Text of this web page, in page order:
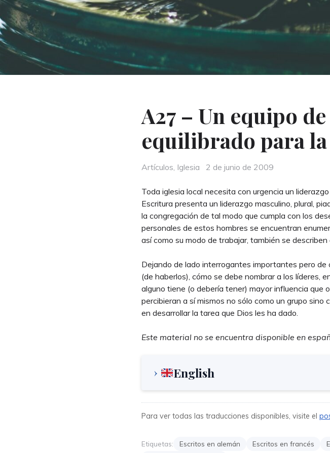
A27 – Un equipo
equilibrado para
Categories
Artículos, Iglesia
Posted
2 de junio de 2009
Toda iglesia local necesita con urgencia un
Escritura presenta un liderazgo masculino, plural,
la congregación de tal modo que cumpla con los
personales de estos hombres se encuentran
así como su modo de trabajar, también se
Dejando de lado interrogantes importantes pero
(de haberlos), cómo se debe nombrar a los líderes,
alguno tiene (o debería tener) mayor influencia que
percibieran a sí mismos no sólo como un grupo
en desarrollar la tarea que Dios les ha dado.
Este material no se encuentra disponible en
English
Para ver todas las traducciones disponibles, visite el
Etiquetas: Escritos en alemán Escritos en francés